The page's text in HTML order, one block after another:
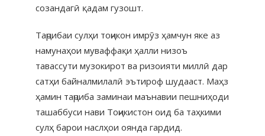
созандагӣ қадам гузошт.
Таҷрибаи сулҳи тоҷикон имрӯз ҳамчун яке аз
намунаҳои муваффақи ҳалли низоъ
тавассути музокирот ва ризоияти миллӣ дар
сатҳи байналмилалӣ эътироф шудааст. Маҳз
ҳамин таҷриба заминаи маънавии пешниҳоди
ташаббуси нави Тоҷикистон оид ба таҳкими
сулҳ барои наслҳои оянда гардид.